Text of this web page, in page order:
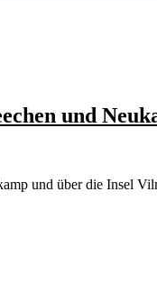
und
und über die Insel